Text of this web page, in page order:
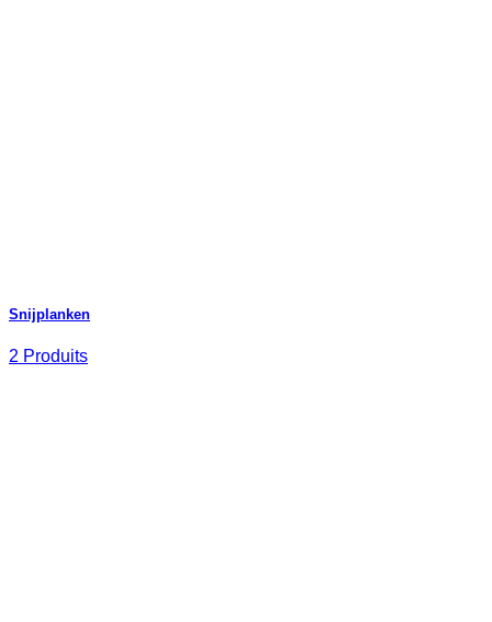
Snijplanken
2 Produits